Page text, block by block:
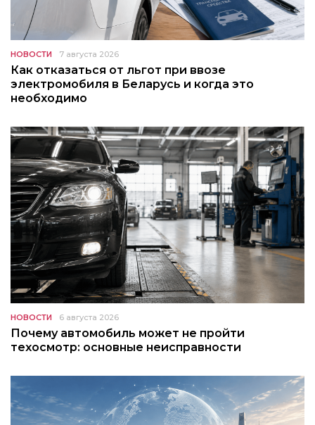
НОВОСТИ 7 августа 2026
Как отказаться от льгот при ввозе
электромобиля в Беларусь и когда это
необходимо
НОВОСТИ 6 августа 2026
Почему автомобиль может не пройти
техосмотр: основные неисправности